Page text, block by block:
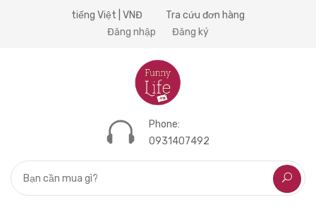
tiếng Việt | VNĐ
Tra cứu đơn hàng
Đăng nhập
Đăng ký
Phone:
0931407492